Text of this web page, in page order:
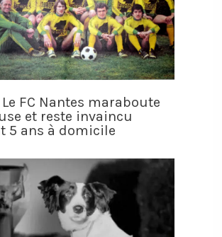
Le FC Nantes maraboute
et reste invaincu
5 ans à domicile